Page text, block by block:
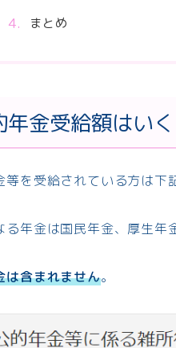
まとめ
年金受給額はい
等を受給されている方は下
る年金は国民年金、厚生年
は含まれません。